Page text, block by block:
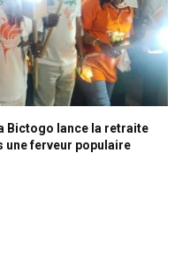
Bictogo lance la retraite
une ferveur populaire